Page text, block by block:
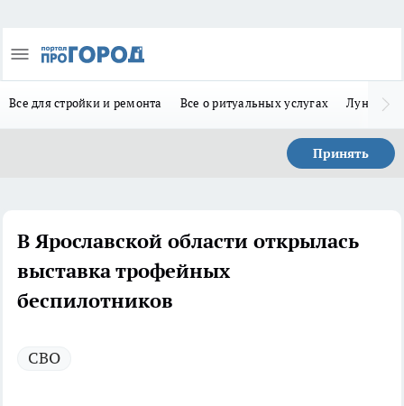
Все для стройки и ремонта Все о ритуальных услугах Лунно-
Принять
В Ярославской области открылась
выставка трофейных
беспилотников
СВО